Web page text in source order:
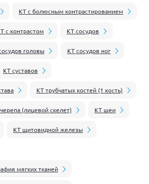
КТ с болюсным контрастированием
с контрастом КТ сосудов
головы КТ сосудов ног
КТ суставов
КТ трубчатых костей (1 кость)
(лицевой скелет) КТ шеи
КТ щитовидной железы
мягких тканей